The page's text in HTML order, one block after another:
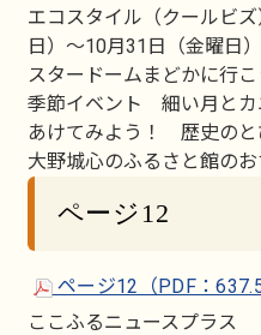
エコスタイル（クールビ
日）～10月31日（金曜日）
スタードームまどかに行こ
季節イベント 細い月とカ
あけてみよう！ 歴史の
大野城心のふるさと館の
ページ12
ページ12（PDF：
ここふるニュースプラス